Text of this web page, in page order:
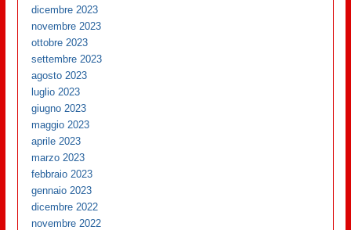
dicembre 2023
novembre 2023
ottobre 2023
settembre 2023
agosto 2023
luglio 2023
giugno 2023
maggio 2023
aprile 2023
marzo 2023
febbraio 2023
gennaio 2023
dicembre 2022
novembre 2022